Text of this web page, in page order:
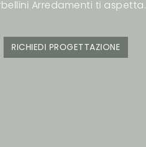
Arredamenti ti aspetta.
RICHIEDI PROGETTAZIONE